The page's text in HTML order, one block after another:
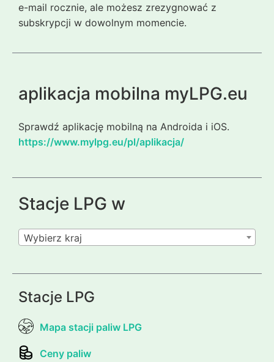
e-mail rocznie, ale możesz zrezygnować z
subskrypcji w dowolnym momencie.
aplikacja mobilna myLPG.eu
Sprawdź aplikację mobilną na Androida i iOS.
https://www.mylpg.eu/pl/aplikacja/
Stacje LPG w
Wybierz kraj
Stacje LPG
Mapa stacji paliw LPG
Ceny paliw